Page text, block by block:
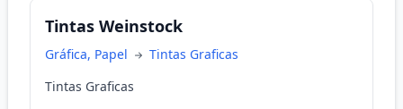
Tintas Weinstock
Gráfica, Papel
Tintas Graficas
Tintas Graficas